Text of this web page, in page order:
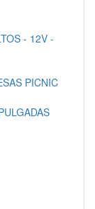
- 12V -
PICNIC